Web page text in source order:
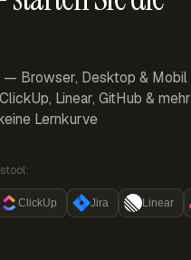
— Browser, Desktop & Mobil
Linear, GitHub & mehr
Lernkurve
ClickUp Jira Linear